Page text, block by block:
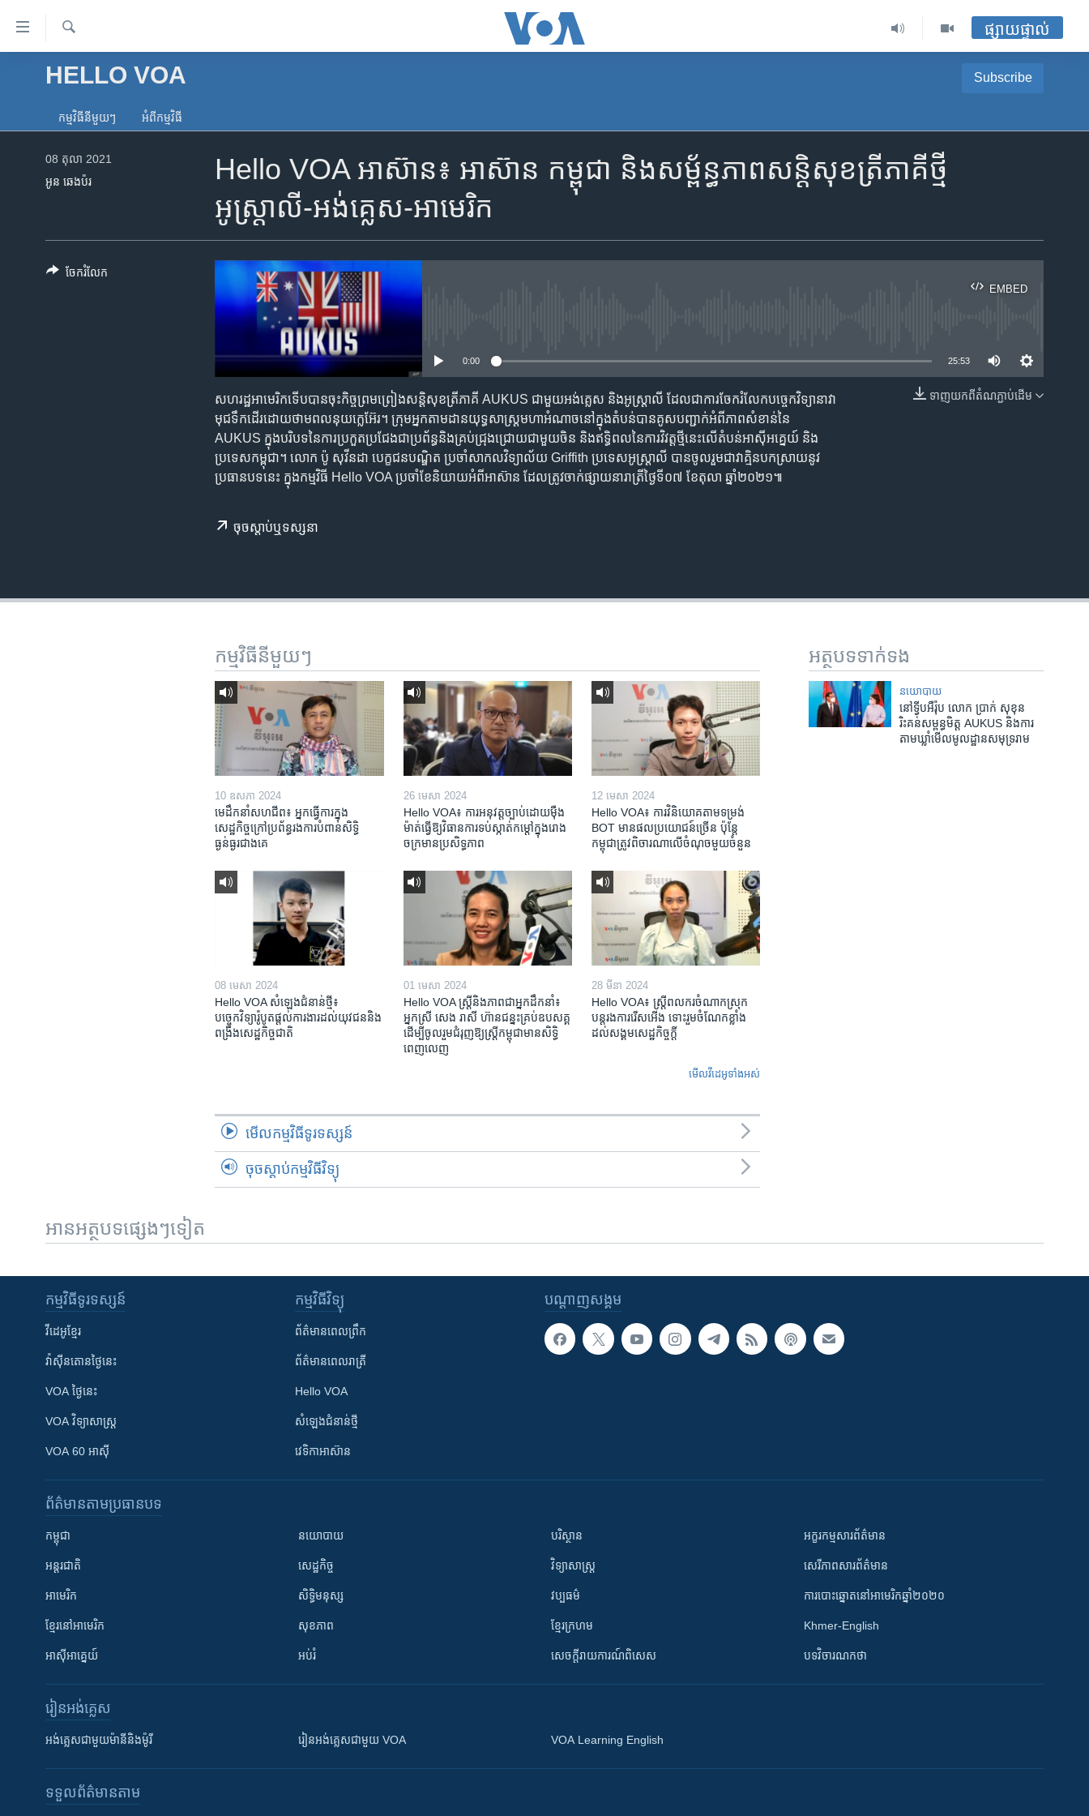
ទៅ​
គេហទំព័រ​
ទាក់ទង
និង​អាមេរិក
ហេឡូវីអូអេ
ទូរទស្សន៍ / វីដេអូ​
រក
ផ្សាយផ្ទាល់
HELLO VOA Subscribe
Apple Podcasts
កម្មវិធី​នីមួយៗ អំពី​កម្មវិធី​
Hello VOA អាស៊ាន៖ អាស៊ាន កម្ពុជា និង​សម្ព័ន្ធភាព​សន្ដិសុខ​ត្រីភាគី​ថ្មី
អូស្ត្រាលី-អង់គ្លេស-អាមេរិក
08 តុលា 2021
អូន ឆេងប៉រ
EMBED
EMBED
0:00 25:53
ទាញ​យក​ពី​តំណភ្ជាប់​ដើម
សហរដ្ឋ​អាមេរិក​​ទើប​បាន​ចុះ​កិច្ចព្រមព្រៀង​សន្ដិសុខ​ត្រីភាគី AUKUS ជាមួយ​អង់គ្លេស និង​អូស្ត្រាលី ដែល​​ជា​ការ​ចែករំលែក​បច្ចេកវិទ្យា​នាវា​
មុជទឹក​​ដើរ​ដោយ​​ថាមពល​​នុយក្លេអ៊ែរ។ ក្រុម​អ្នក​តាមដាន​យុទ្ធសាស្ត្រ​មហាអំណាច​នៅ​ក្នុង​តំបន់​បាន​​គូស​បញ្ជាក់​អំពី​ភាព​សំខាន់​នៃ
AUKUS ក្នុង​បរិបទ​នៃ​ការ​ប្រកួតប្រជែង​ជា​ប្រព័ន្ធ​និង​គ្រប់​ជ្រុងជ្រោយ​​ជាមួយ​ចិន និង​ឥទ្ធិពល​នៃ​ការ​វិវត្ត​ថ្មី​នេះ​លើ​តំបន់​អាស៊ីអគ្នេយ៍​ និង​
ប្រទេស​កម្ពុជា។ លោក ប៉ូ សុវីនដា បេក្ខជនបណ្ឌិត ប្រចាំ​សាកលវិទ្យាល័យ Griffith ប្រទេស​អូស្ត្រាលី បាន​ចូលរួម​ជា​វាគ្មិន​បកស្រាយ​នូវ​
ប្រធានបទ​នេះ ក្នុង​កម្មវិធី Hello VOA ប្រចាំខែ​និយាយ​អំពី​អាស៊ាន ដែល​ត្រូវ​ចាក់ផ្សាយ​នា​រាត្រី​ថ្ងៃទី​០៧ ខែ​តុលា ឆ្នាំ២០២១៕
ចុច​​ស្តាប់​ឬ​ទស្សនា
ចែករំលែក
អត្ថបទ​ទាក់ទង
នយោបាយ
នៅ​ទ្វីប​អឺរ៉ុប លោក ប្រាក់ សុខុន
រិះគន់​សម្ពន្ធមិត្ត AUKUS និង​ការ
តាម​ឃ្លាំមើល​មូលដ្ឋាន​សមុទ្រ​រាម
កម្មវិធី​នីមួយៗ
10 ឧសភា 2024
មេដឹកនាំសហជីព៖ អ្នកធ្វើការក្នុង
សេដ្ឋកិច្ចក្រៅប្រព័ន្ធរងការបំពានសិទ្ធិ
ធ្ងន់ធ្ងរជាងគេ
26 មេសា 2024
Hello VOA៖ ការអនុវត្ត​ច្បាប់​ដោយ​ម៉ឺង
ម៉ាត់​ធ្វើ​ឱ្យ​វិធានការ​ទប់ស្កាត់​កម្តៅ​ក្នុង​រោង
ចក្រ​មាន​ប្រសិទ្ធភាព​​
12 មេសា 2024
Hello VOA៖ ការ​វិនិយោគ​តាម​ទម្រង់ ​
BOT​ មាន​ផល​ប្រយោជន៍​ច្រើន ប៉ុន្តែ​
កម្ពុជា​ត្រូវ​ពិចារណា​លើ​ចំណុច​មួយ​ចំនួន
08 មេសា 2024
Hello VOA សំឡេង​ជំនាន់​ថ្មី៖
បច្ចេកវិទ្យា​រ៉ូបូត​ផ្តល់​ការងារ​ដល់​យុវជននិង​
ពង្រឹង​​សេដ្ឋកិច្ច​ជាតិ​​​​​​
01 មេសា 2024
Hello VOA ស្ត្រីនិងភាពជាអ្នកដឹកនាំ៖
អ្នកស្រី សេង រាសី ហ៊ានជន្នះគ្រប់ឧបសគ្គ
ដើម្បីចូលរួមជំរុញឱ្យស្រ្តីកម្ពុជាមានសិទ្ធិ
ពេញលេញ
28 មីនា 2024
Hello VOA៖ ស្រ្តីពលករចំណាកស្រុក
បន្តរងការរើសអើង ទោះរួមចំណែកខ្លាំង
ដល់សង្គមសេដ្ឋកិច្ចក្តី
មើល​វីដេអូ​ទាំង​អស់
មើល​កម្មវិធី​ទូរទស្សន៍
ចុចស្តាប់កម្មវិធីវិទ្យុ
អានអត្ថបទផ្សេងៗទៀត
បណ្តាញ​សង្គម
កម្មវិធី​ទូរទស្សន៍
វីដេអូ​ខ្មែរ
វ៉ាស៊ីនតោន​ថ្ងៃ​នេះ
VOA ថ្ងៃនេះ
VOA ​វិទ្យាសាស្ត្រ
VOA 60 អាស៊ី
កម្មវិធី​វិទ្យុ
ព័ត៌មាន​ពេល​ព្រឹក
ព័ត៌មាន​​ពេល​រាត្រី
Hello VOA
សំឡេង​ជំនាន់​ថ្មី
វេទិកា​អាស៊ាន
ព័ត៌មាន​តាមប្រធានបទ​
កម្ពុជា
អន្តរជាតិ
អាមេរិក
ខ្មែរ​នៅអាមេរិក
អាស៊ីអាគ្នេយ៍
នយោបាយ
សេដ្ឋកិច្ច
សិទ្ធិមនុស្ស
សុខភាព
អប់រំ
បរិស្ថាន
វិទ្យាសាស្រ្ត
វប្បធម៌
ខ្មែរក្រហម
សេចក្តីរាយការណ៍ពិសេស
អក្ខរកម្មសារព័ត៌មាន
សេរីភាពសារព័ត៌មាន
ការបោះឆ្នោតនៅអាមេរិកឆ្នាំ២០២០
Khmer-English
បទវិចារណកថា
រៀន​​អង់គ្លេស
អង់គ្លេស​ជាមួយ​ម៉ានី​និង​ម៉ូរី រៀន​​​​​​អង់គ្លេស​​ជាមួយ VOA VOA Learning English
ទទួល​ព័ត៌មាន​តាម